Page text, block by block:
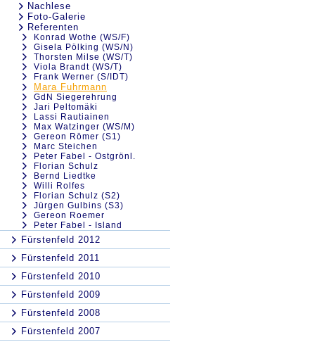
Nachlese
Foto-Galerie
Referenten
Konrad Wothe (WS/F)
Gisela Pölking (WS/N)
Thorsten Milse (WS/T)
Viola Brandt (WS/T)
Frank Werner (S/IDT)
Mara Fuhrmann
GdN Siegerehrung
Jari Peltomäki
Lassi Rautiainen
Max Watzinger (WS/M)
Gereon Römer (S1)
Marc Steichen
Peter Fabel - Ostgrönl.
Florian Schulz
Bernd Liedtke
Willi Rolfes
Florian Schulz (S2)
Jürgen Gulbins (S3)
Gereon Roemer
Peter Fabel - Island
Fürstenfeld 2012
Fürstenfeld 2011
Fürstenfeld 2010
Fürstenfeld 2009
Fürstenfeld 2008
Fürstenfeld 2007